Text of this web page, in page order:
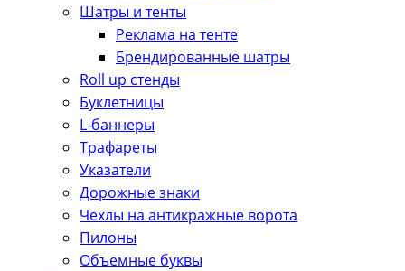
Шатры и тенты
Реклама на тенте
Брендированные шатры
Roll up стенды
Буклетницы
L-баннеры
Трафареты
Указатели
Дорожные знаки
Чехлы на антикражные ворота
Пилоны
Объемные буквы